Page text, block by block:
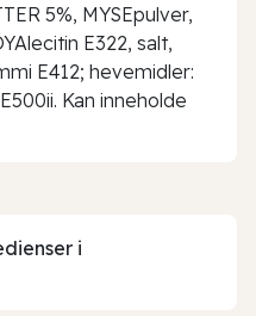
5%, MYSEpulver,
E322, salt,
E412; hevemidler:
Kan inneholde
i